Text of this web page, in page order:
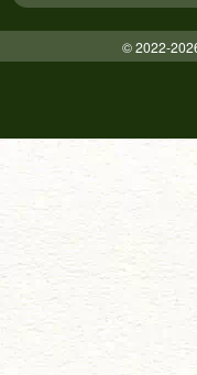
© 2022-